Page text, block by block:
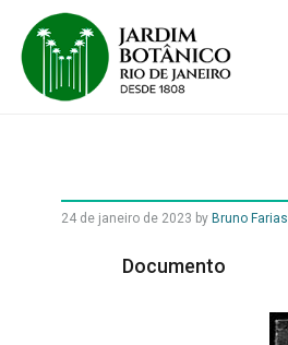
24 de janeiro de 2023 by Bruno Farias
Documento